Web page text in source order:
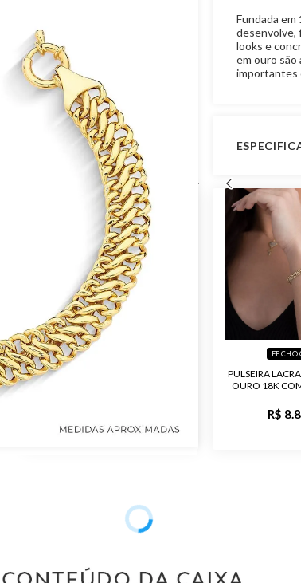
Fundada em
desenvolve,
looks e
em ouro são
importantes
Peso
FECHO GAVETA
PULSEIRA LACRAIA DE 9.3MM EM
FECHO
PULSEIRA
OURO 18K
R$